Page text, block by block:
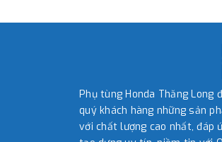
Phụ tùng Honda Thăng Long
quý khách hàng những sản
với chất lượng cao nhất, đáp